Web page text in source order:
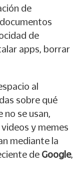
de
de
apps, borrar
al
sobre qué
no se usan,
y memes
mediante la
de Google,